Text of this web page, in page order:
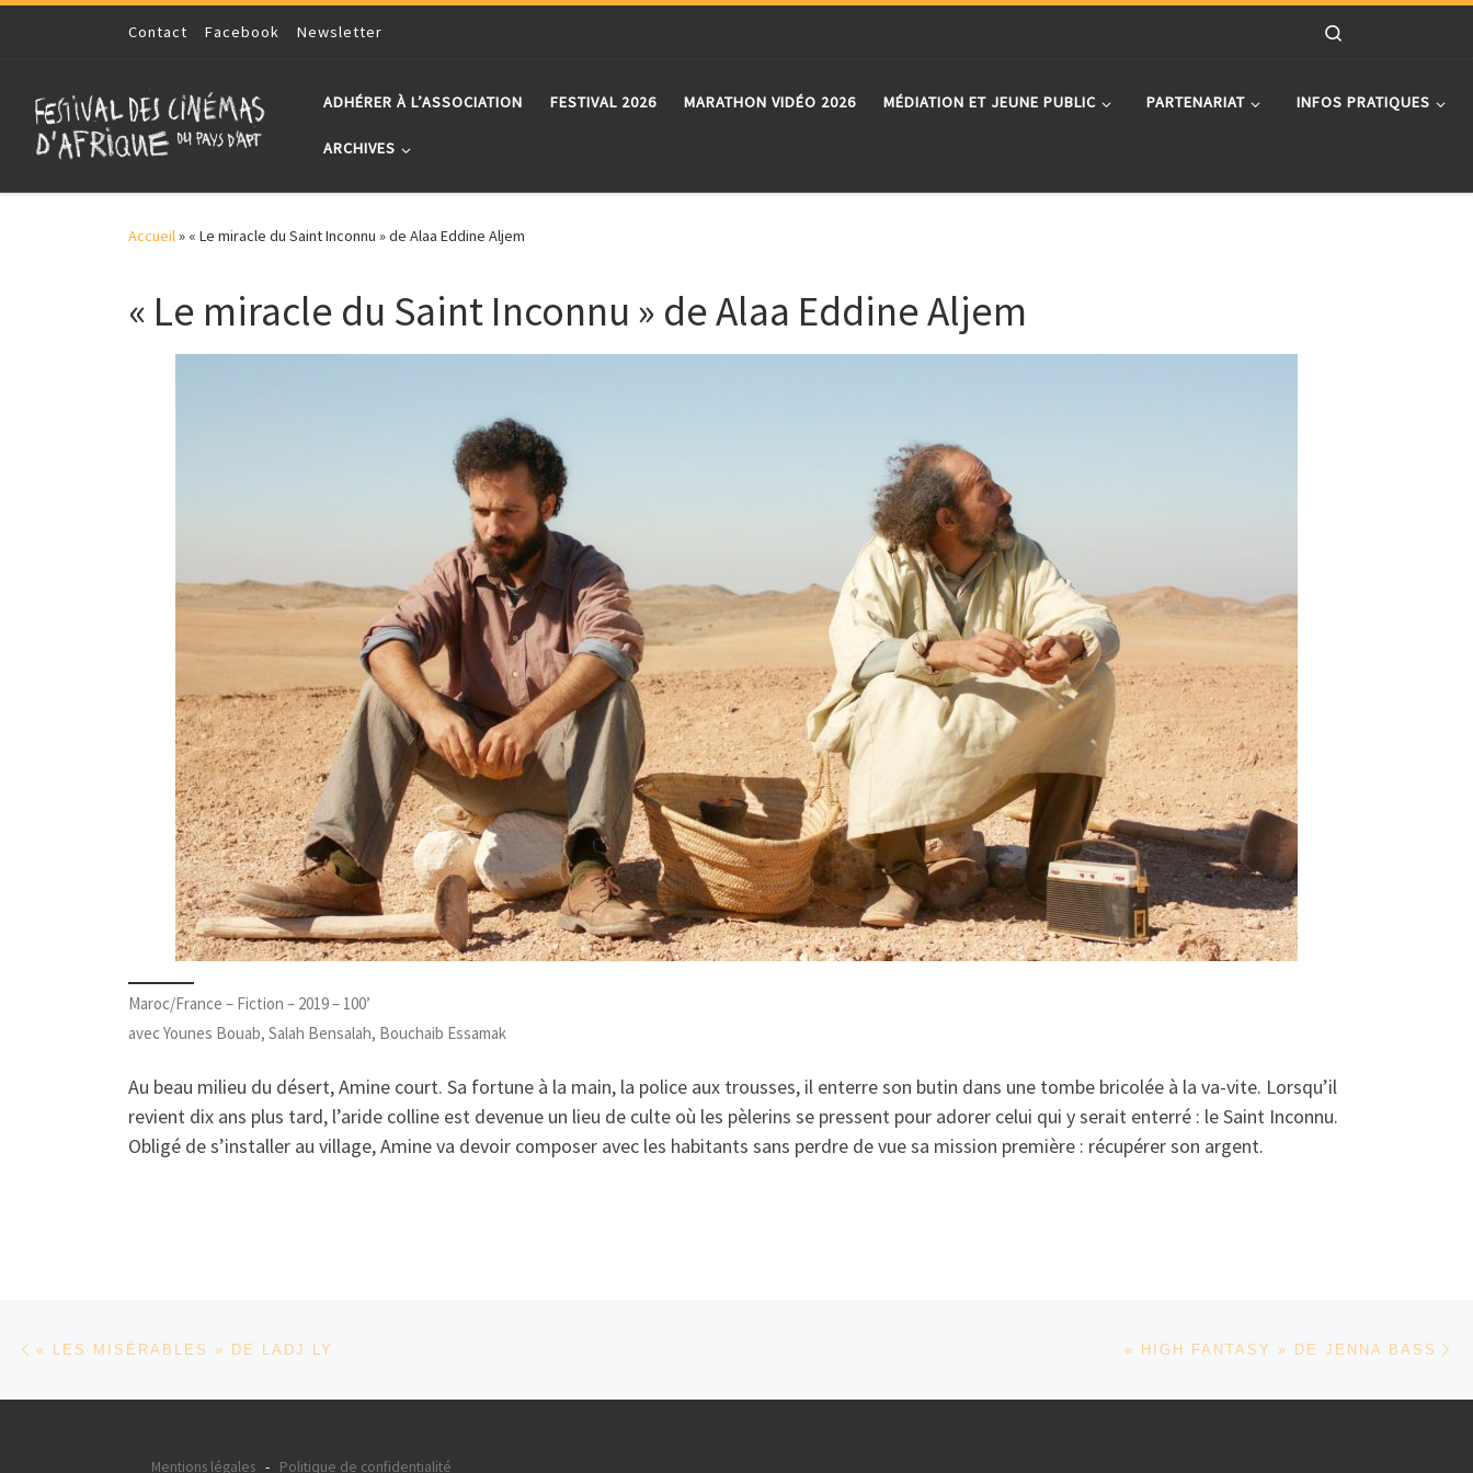
Skip to contentContact Facebook Newsletter
ADHÉRER À L’ASSOCIATION FESTIVAL 2026 MARATHON VIDÉO 2026 MÉDIATION ET JEUNE PUBLIC PARTENARIAT INFOS PRATIQUES
ARCHIVES
Accueil» « Le miracle du Saint Inconnu » de Alaa Eddine Aljem
« Le miracle du Saint Inconnu » de Alaa Eddine Aljem
Maroc/France – Fiction – 2019 – 100’
avec Younes Bouab, Salah Bensalah, Bouchaib Essamak
Au beau milieu du désert, Amine court. Sa fortune à la main, la police aux trousses, il enterre son butin dans une tombe bricolée à la va-vite. Lorsqu’il
revient dix ans plus tard, l’aride colline est devenue un lieu de culte où les pèlerins se pressent pour adorer celui qui y serait enterré : le Saint Inconnu.
Obligé de s’installer au village, Amine va devoir composer avec les habitants sans perdre de vue sa mission première : récupérer son argent.
Parcourir les articles
« LES MISÉRABLES » DE LADJ LY « HIGH FANTASY » DE JENNA BASS
Mentions légales- Politique de confidentialité